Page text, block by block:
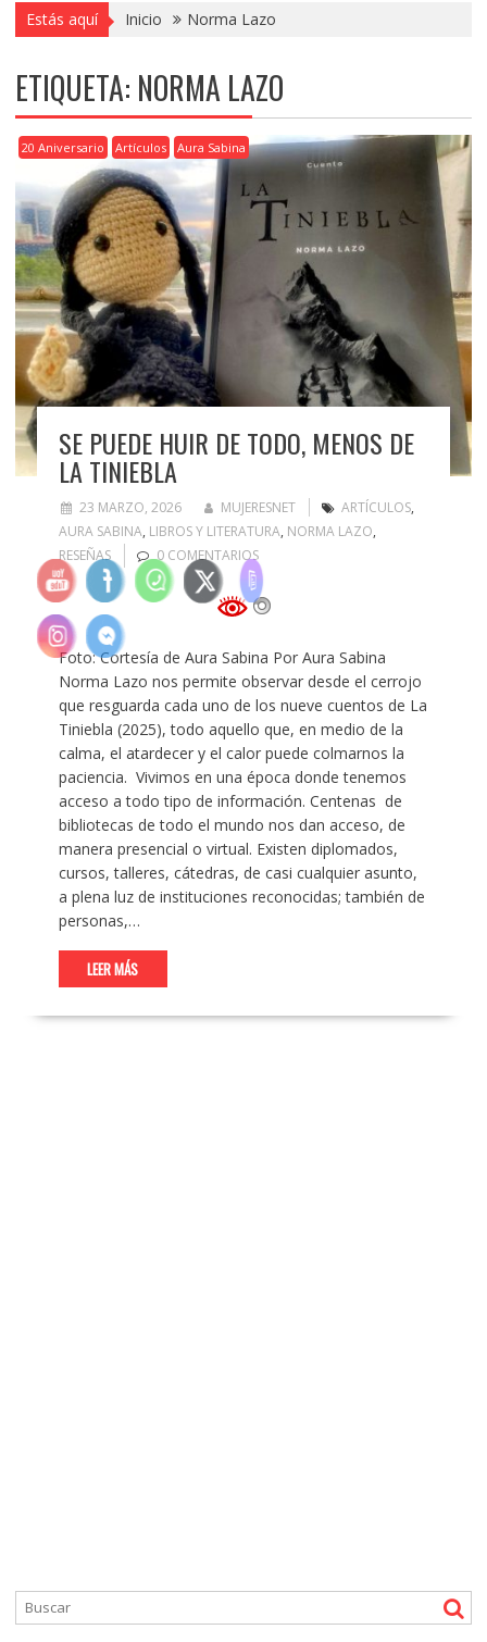
Estás aquí Inicio Norma Lazo
ETIQUETA: NORMA LAZO
20 Aniversario Artículos Aura Sabina
SE PUEDE HUIR DE TODO, MENOS DE
LA TINIEBLA
23 MARZO, 2026 MUJERESNET ARTÍCULOS,
AURA SABINA, LIBROS Y LITERATURA, NORMA LAZO,
RESEÑAS
0 COMENTARIOS
Foto: Cortesía de Aura Sabina Por Aura Sabina
Norma Lazo nos permite observar desde el cerrojo
que resguarda cada uno de los nueve cuentos de La
Tiniebla (2025), todo aquello que, en medio de la
calma, el atardecer y el calor puede colmarnos la
paciencia. Vivimos en una época donde tenemos
acceso a todo tipo de información. Centenas de
bibliotecas de todo el mundo nos dan acceso, de
manera presencial o virtual. Existen diplomados,
cursos, talleres, cátedras, de casi cualquier asunto,
a plena luz de instituciones reconocidas; también de
personas,…
LEER MÁS